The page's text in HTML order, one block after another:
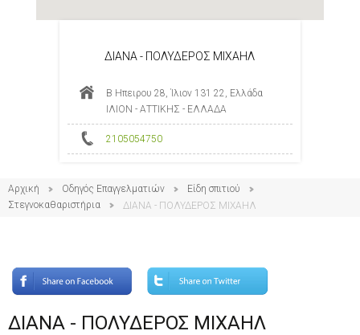
ΔΙΑΝΑ - ΠΟΛΥΔΕΡΟΣ ΜΙΧΑΗΛ
Β Ηπειρου 28, Ίλιον 131 22, Ελλάδα
ΙΛΙΟΝ - ΑΤΤΙΚΗΣ - ΕΛΛΑΔΑ
2105054750
Αρχική Οδηγός Επαγγελματιών
Είδη σπιτιού
Στεγνοκαθαριστήρια
ΔΙΑΝΑ - ΠΟΛΥΔΕΡΟΣ ΜΙΧΑΗΛ
ΔΙΑΝΑ - ΠΟΛΥΔΕΡΟΣ ΜΙΧΑΗΛ